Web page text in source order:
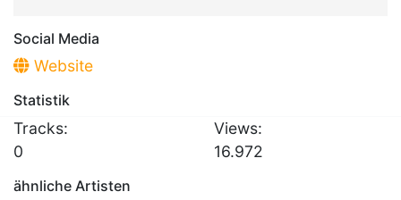
Social Media
Website
Statistik
Tracks:
0
Views:
16.972
ähnliche Artisten